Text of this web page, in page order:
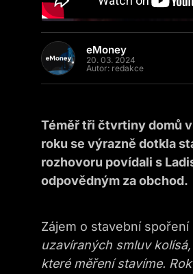
eMoney
20. 03. 2024
Autor: redakce
Téměř tři čtvrtiny domů
roku se výrazně dotkla
rozhovoru povídali s
odpovědným za obchod.
Zájem o stavební
uzavíraných smluv
které měření stavíme.